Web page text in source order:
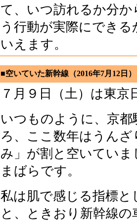
て、いつ訪れるか分
う行動が実際にでき
いえます。
■空いていた新幹線（2016年7月12日）
７月９日（土）は東
いつものように、京
ろ、ここ数年はうん
み」が割と空いてい
まばらです。
私は肌で感じる指標と
と、ときおり新幹線